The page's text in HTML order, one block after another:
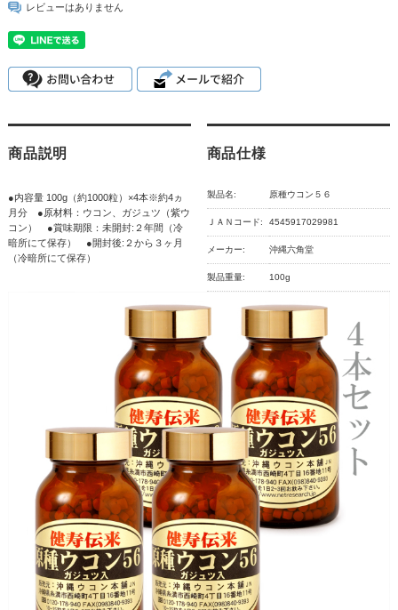
レビューはありません
商品説明
●内容量 100g（約1000粒）×4本※約4ヵ
月分 ●原材料：ウコン、ガジュツ（紫ウ
コン） ●賞味期限：未開封:２年間（冷
暗所にて保存） ●開封後:２から３ヶ月
（冷暗所にて保存）
商品仕様
製品名: 原種ウコン５６
ＪＡＮコード: 4545917029981
メーカー: 沖縄六角堂
製品重量: 100g